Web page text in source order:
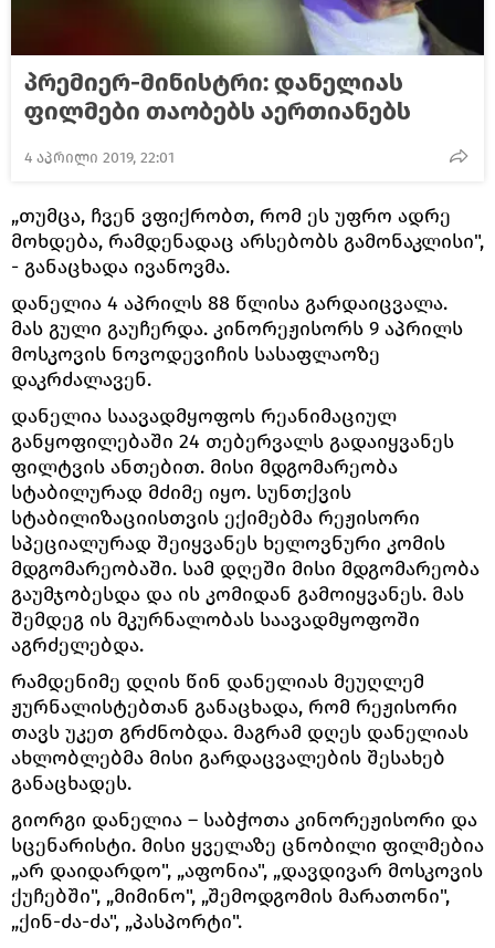
პრემიერ-მინისტრი: დანელიას
ფილმები თაობებს აერთიანებს
4 აპრილი 2019, 22:01
„თუმცა, ჩვენ ვფიქრობთ, რომ ეს უფრო ადრე
მოხდება, რამდენადაც არსებობს გამონაკლისი",
- განაცხადა ივანოვმა.
დანელია 4 აპრილს 88 წლისა გარდაიცვალა.
მას გული გაუჩერდა. კინორეჟისორს 9 აპრილს
მოსკოვის ნოვოდევიჩის სასაფლაოზე
დაკრძალავენ.
დანელია საავადმყოფოს რეანიმაციულ
განყოფილებაში 24 თებერვალს გადაიყვანეს
ფილტვის ანთებით. მისი მდგომარეობა
სტაბილურად მძიმე იყო. სუნთქვის
სტაბილიზაციისთვის ექიმებმა რეჟისორი
სპეციალურად შეიყვანეს ხელოვნური კომის
მდგომარეობაში. სამ დღეში მისი მდგომარეობა
გაუმჯობესდა და ის კომიდან გამოიყვანეს. მას
შემდეგ ის მკურნალობას საავადმყოფოში
აგრძელებდა.
რამდენიმე დღის წინ დანელიას მეუღლემ
ჟურნალისტებთან განაცხადა, რომ რეჟისორი
თავს უკეთ გრძნობდა. მაგრამ დღეს დანელიას
ახლობლებმა მისი გარდაცვალების შესახებ
განაცხადეს.
გიორგი დანელია – საბჭოთა კინორეჟისორი და
სცენარისტი. მისი ყველაზე ცნობილი ფილმებია
„არ დაიდარდო", „აფონია", „დავდივარ მოსკოვის
ქუჩებში", „მიმინო", „შემოდგომის მარათონი",
„ქინ-ძა-ძა", „პასპორტი".